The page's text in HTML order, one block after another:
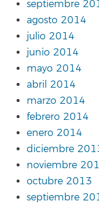
septiembre
agosto 2014
julio 2014
junio 2014
mayo 2014
abril 2014
marzo 2014
febrero 2014
enero 2014
diciembre
noviembre
octubre 2013
septiembre